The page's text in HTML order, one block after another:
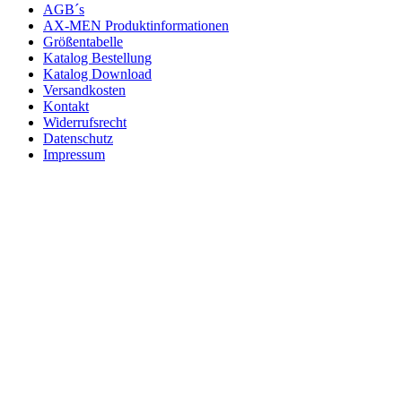
AGB´s
AX-MEN Produktinformationen
Größentabelle
Katalog Bestellung
Katalog Download
Versandkosten
Kontakt
Widerrufsrecht
Datenschutz
Impressum